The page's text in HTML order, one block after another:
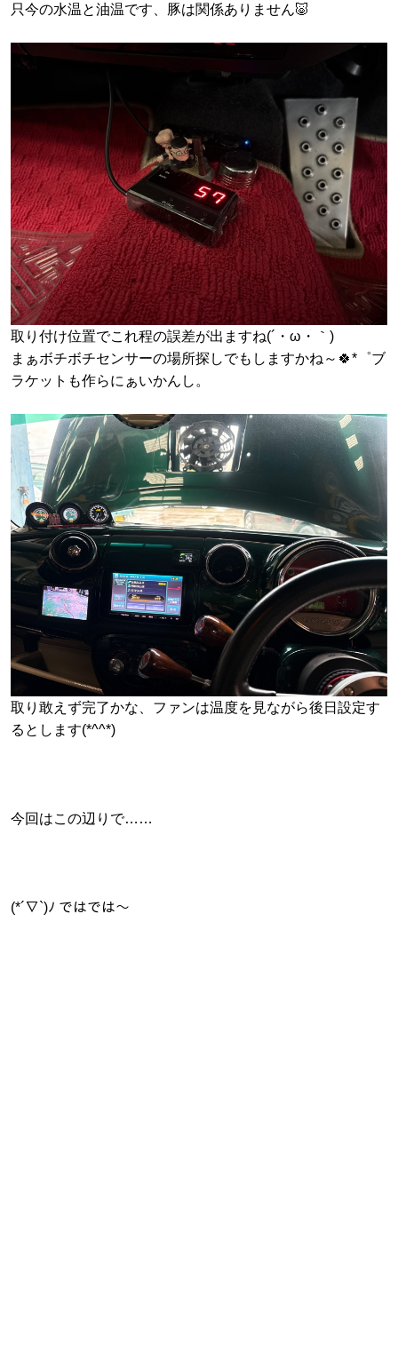
只今の水温と油温です、豚は関係ありません🐷
取り付け位置でこれ程の誤差が出ますね(´・ω・｀)
まぁボチボチセンサーの場所探しでもしますかね～🍀*゜ブ
ラケットも作らにぁいかんし。
取り敢えず完了かな、ファンは温度を見ながら後日設定す
るとします(*^^*)
今回はこの辺りで……
(*´∇`)ﾉ ではでは～